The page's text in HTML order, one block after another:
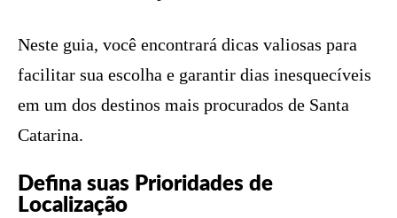
Neste guia, você encontrará dicas valiosas para
facilitar sua escolha e garantir dias inesquecíveis
em um dos destinos mais procurados de Santa
Catarina.
Defina suas Prioridades de
Localização